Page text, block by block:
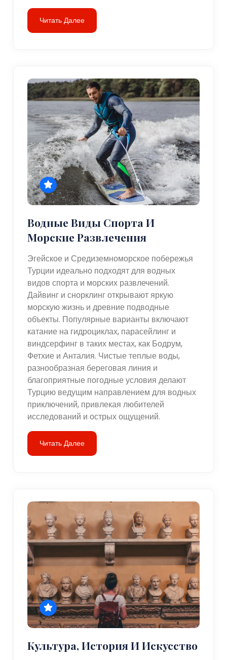
Читать Далее
Водные Виды Спорта И
Морские Развлечения
Эгейское и Средиземноморское побережья
Турции идеально подходят для водных
видов спорта и морских развлечений.
Дайвинг и снорклинг открывают яркую
морскую жизнь и древние подводные
объекты. Популярные варианты включают
катание на гидроциклах, парасейлинг и
виндсерфинг в таких местах, как Бодрум,
Фетхие и Анталия. Чистые теплые воды,
разнообразная береговая линия и
благоприятные погодные условия делают
Турцию ведущим направлением для водных
приключений, привлекая любителей
исследований и острых ощущений.
Читать Далее
Культура, История И Искусство